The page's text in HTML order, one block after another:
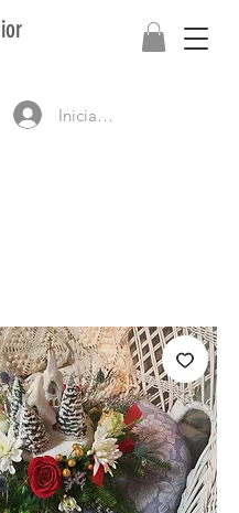
Iniciar sesión